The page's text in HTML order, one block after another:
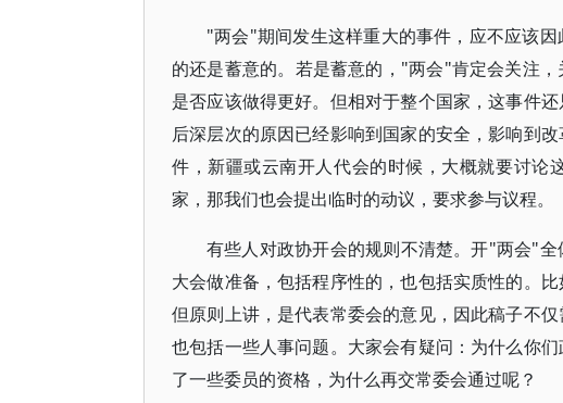
"两会"期间发生这样重大的事件，应不应该
的还是蓄意的。若是蓄意的，"两会"肯定会关注
是否应该做得更好。但相对于整个国家，这事件
后深层次的原因已经影响到国家的安全，影响到
件，新疆或云南开人代会的时候，大概就要讨论
家，那我们也会提出临时的动议，要求参与议程。
有些人对政协开会的规则不清楚。开"两会"
大会做准备，包括程序性的，也包括实质性的。
但原则上讲，是代表常委会的意见，因此稿子不
也包括一些人事问题。大家会有疑问：为什么你
了一些委员的资格，为什么再交常委会通过呢？